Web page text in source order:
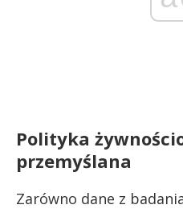
Polityka
przemyślana
Zarówno dane z